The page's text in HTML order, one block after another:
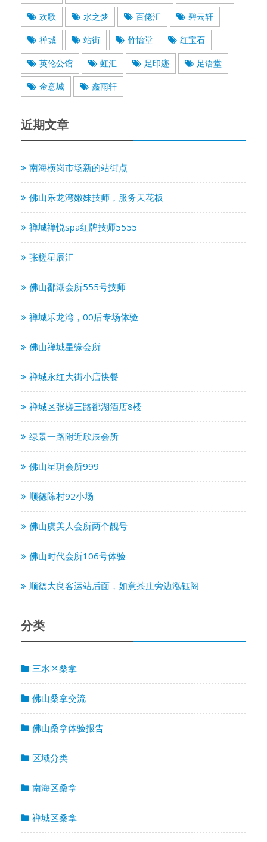
欢歌 水之梦 百佬汇 碧云轩
禅城 站街 竹怡堂 红宝石
英伦公馆 虹汇 足印迹 足语堂
金意城 鑫雨轩
近期文章
南海横岗市场新的站街点
佛山乐龙湾嫩妹技师，服务天花板
禅城禅悦spa红牌技师5555
张槎星辰汇
佛山鄱湖会所555号技师
禅城乐龙湾，00后专场体验
佛山禅城星缘会所
禅城永红大街小店快餐
禅城区张槎三路鄱湖酒店8楼
绿景一路附近欣辰会所
佛山星玥会所999
顺德陈村92小场
佛山虞美人会所两个靓号
佛山时代会所106号体验
顺德大良客运站后面，如意茶庄旁边泓钰阁
分类
三水区桑拿
佛山桑拿交流
佛山桑拿体验报告
区域分类
南海区桑拿
禅城区桑拿